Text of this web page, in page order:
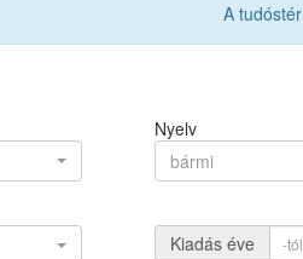
A tudóstér
Nyelv
bármi
Kiadás éve